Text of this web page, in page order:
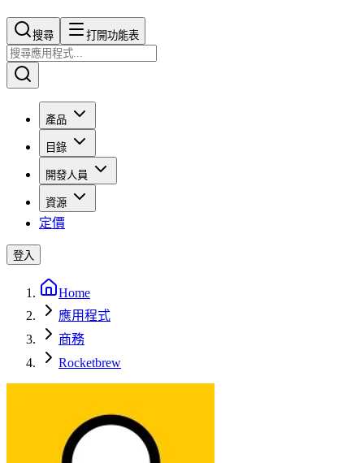
搜尋​​​​ 打開功能表
產品
目錄
開發人員
資源
定價
登入
Home
應用程式
商務
Rocketbrew